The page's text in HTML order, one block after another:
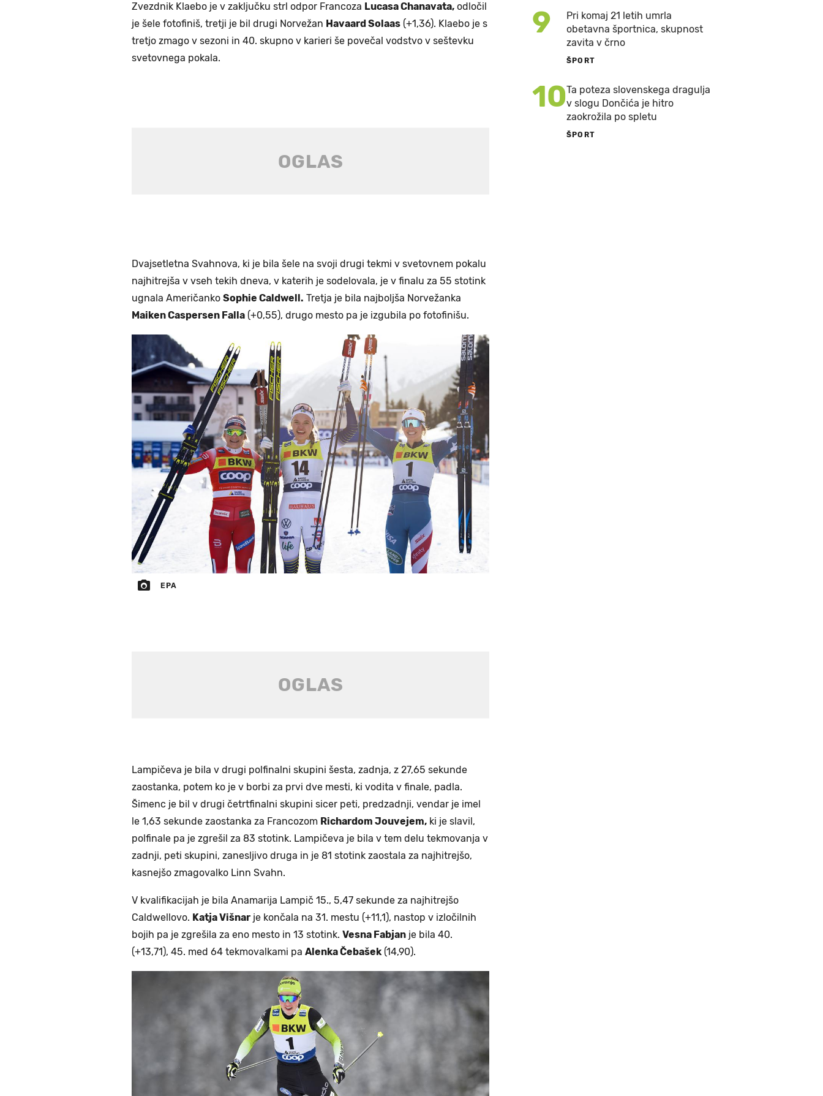
Zvezdnik Klaebo je v zaključku strl odpor Francoza Lucasa Chanavata, odločil
je šele fotofiniš, tretji je bil drugi Norvežan Havaard Solaas (+1,36). Klaebo je s
tretjo zmago v sezoni in 40. skupno v karieri še povečal vodstvo v seštevku
svetovnega pokala.
Dvajsetletna Svahnova, ki je bila šele na svoji drugi tekmi v svetovnem pokalu
najhitrejša v vseh tekih dneva, v katerih je sodelovala, je v finalu za 55 stotink
ugnala Američanko Sophie Caldwell. Tretja je bila najboljša Norvežanka
Maiken Caspersen Falla (+0,55), drugo mesto pa je izgubila po fotofinišu.
EPA
Lampičeva je bila v drugi polfinalni skupini šesta, zadnja, z 27,65 sekunde
zaostanka, potem ko je v borbi za prvi dve mesti, ki vodita v finale, padla.
Šimenc je bil v drugi četrtfinalni skupini sicer peti, predzadnji, vendar je imel
le 1,63 sekunde zaostanka za Francozom Richardom Jouvejem, ki je slavil,
polfinale pa je zgrešil za 83 stotink. Lampičeva je bila v tem delu tekmovanja v
zadnji, peti skupini, zanesljivo druga in je 81 stotink zaostala za najhitrejšo,
kasnejšo zmagovalko Linn Svahn.
V kvalifikacijah je bila Anamarija Lampič 15., 5,47 sekunde za najhitrejšo
Caldwellovo. Katja Višnar je končala na 31. mestu (+11,1), nastop v izločilnih
bojih pa je zgrešila za eno mesto in 13 stotink. Vesna Fabjan je bila 40.
(+13,71), 45. med 64 tekmovalkami pa Alenka Čebašek(14,90).
9
Pri komaj 21 letih umrla
obetavna športnica, skupnost
zavita v črno
ŠPORT
10Ta poteza slovenskega dragulja
v slogu Dončića je hitro
zaokrožila po spletu
ŠPORT